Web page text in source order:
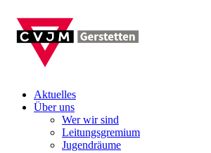
Aktuelles
Über uns
Wer wir sind
Leitungsgremium
Jugendräume